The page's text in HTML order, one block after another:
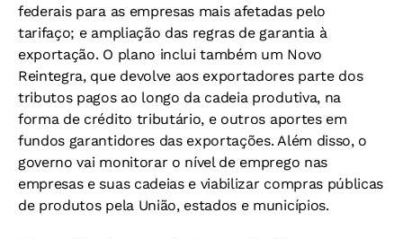
federais para as empresas mais afetadas pelo
tarifaço; e ampliação das regras de garantia à
exportação. O plano inclui também um Novo
Reintegra, que devolve aos exportadores parte dos
tributos pagos ao longo da cadeia produtiva, na
forma de crédito tributário, e outros aportes em
fundos garantidores das exportações. Além disso, o
governo vai monitorar o nível de emprego nas
empresas e suas cadeias e viabilizar compras públicas
de produtos pela União, estados e municípios.